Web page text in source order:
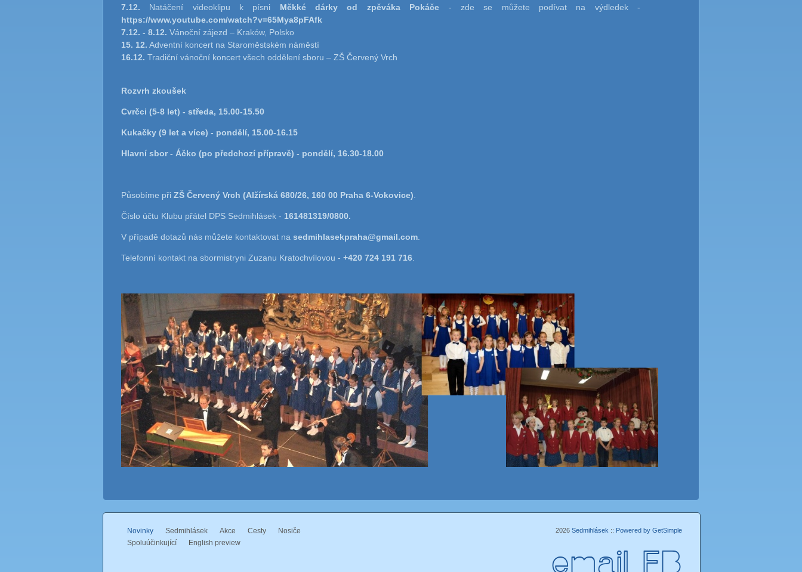
7.12. Natáčení videoklipu k písni Měkké dárky od zpěváka Pokáče - zde se můžete podívat na výdledek -
https://www.youtube.com/watch?v=65Mya8pFAfk
7.12. - 8.12. Vánoční zájezd – Kraków, Polsko
15. 12. Adventní koncert na Staroměstském náměstí
16.12. Tradiční vánoční koncert všech oddělení sboru – ZŠ Červený Vrch
Rozvrh zkoušek
Cvrčci (5-8 let) - středa, 15.00-15.50
Kukačky (9 let a více) - pondělí, 15.00-16.15
Hlavní sbor - Áčko (po předchozí přípravě) - pondělí, 16.30-18.00
Působíme při ZŠ Červený Vrch (Alžírská 680/26, 160 00 Praha 6-Vokovice)
Číslo účtu Klubu přátel DPS Sedmihlásek - 161481319/0800.
V případě dotazů nás můžete kontaktovat na sedmihlasekpraha@gmail.com
Telefonní kontakt na sbormistryni Zuzanu Kratochvílovou - +420 724 191 716
Novinky Sedmihlásek Akce Cesty
Nosiče
Spoluúčinkující
English preview
2026 Sedmihlásek :: Powered by GetSimple
email FB